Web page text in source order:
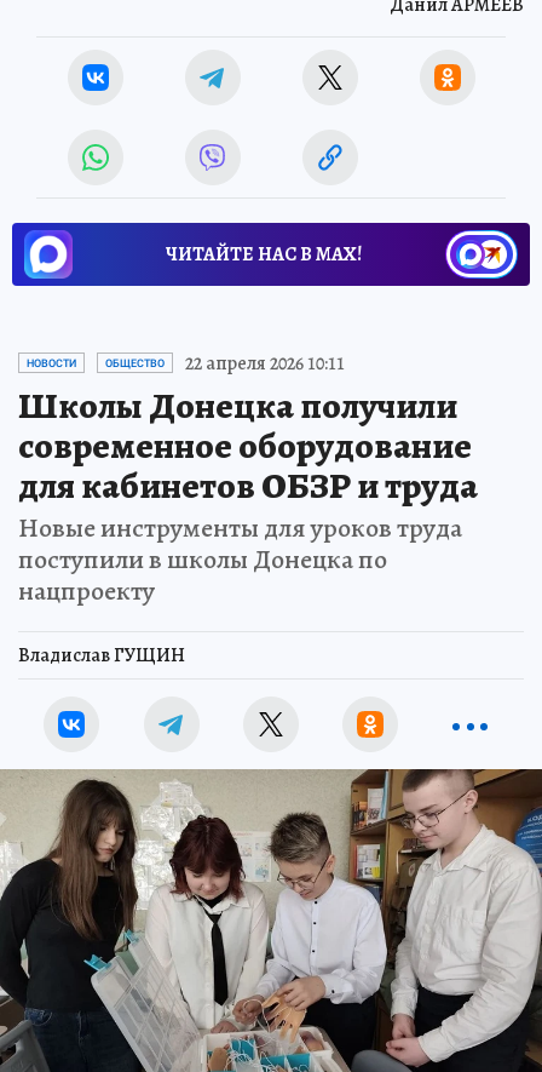
ЧИТАЙТЕ НАС В МАХ!
НОВОСТИ ОБЩЕСТВО 22 апреля 2026 10:11
Школы Донецка получили
современное оборудование
для кабинетов ОБЗР и труда
Новые инструменты для уроков труда
поступили в школы Донецка по
нацпроекту
Владислав ГУЩИН